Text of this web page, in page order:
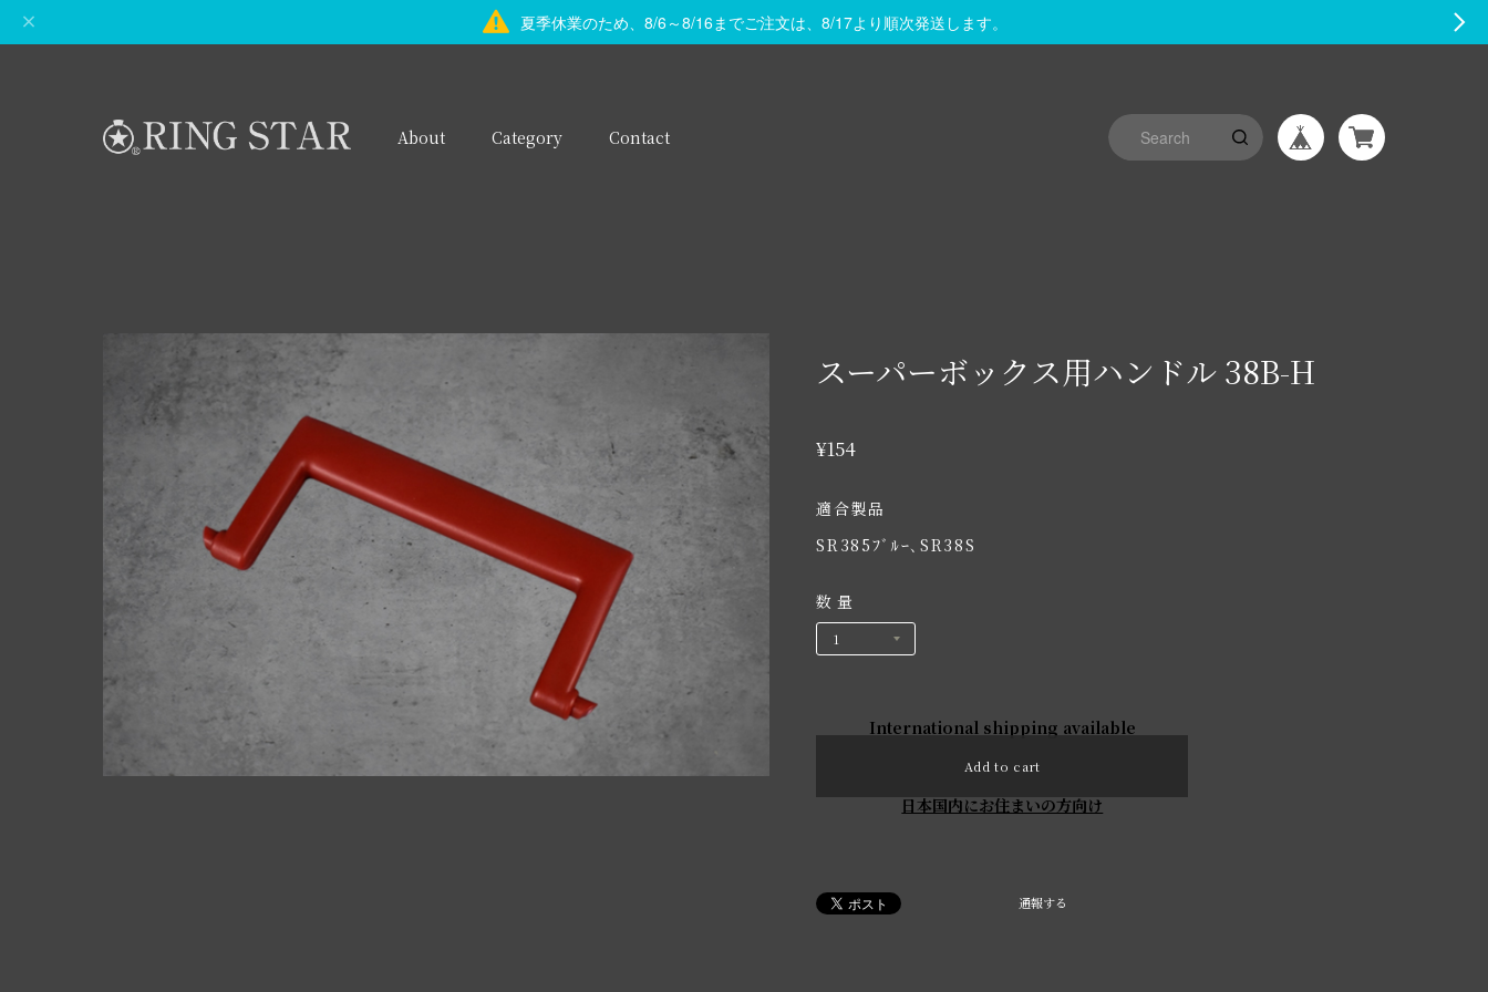
夏季休業のため、8/6～8/16までご注文は、8/17より順次発送します。
About Category Contact
スーパーボックス用ハンドル 38B-H
¥154
適合製品
SR385ﾌﾞﾙｰ､SR38S
数量
International shipping available
Add to cart
日本国内にお住まいの方向け
通報する